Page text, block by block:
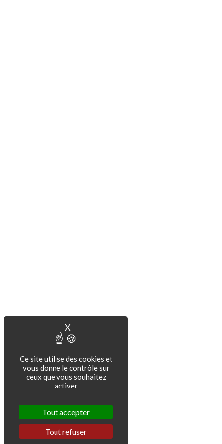
Ce site utilise des cookies et
vous donne le contrôle sur
ceux que vous souhaitez
activer
Tout accepter
Tout refuser
X